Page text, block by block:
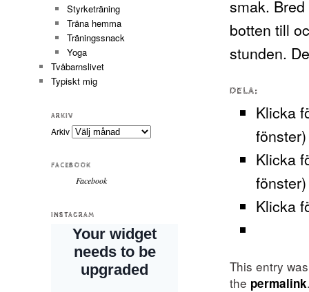
smak.
botten till
stunden.
DELA:
Klicka
fönster)
Klicka
fönster)
Klicka
This entry
the permalink
Styrketräning
Träna hemma
Träningssnack
Yoga
Tvåbarnslivet
Typiskt mig
ARKIV
Arkiv
FACEBOOK
Facebook
INSTAGRAM